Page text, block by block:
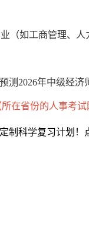
（如工商管理、人
2026年中级经
在省份的人事考试
制科学复习计划！